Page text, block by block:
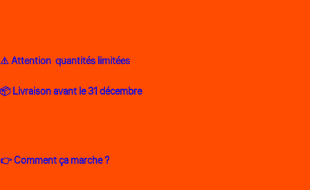
⚠️ Attention quantités limitées
📦 Livraison avant le 31 décembre
👉 Comment ça marche ?